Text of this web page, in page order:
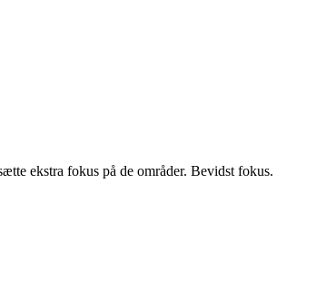
ekstra fokus på de områder. Bevidst fokus.